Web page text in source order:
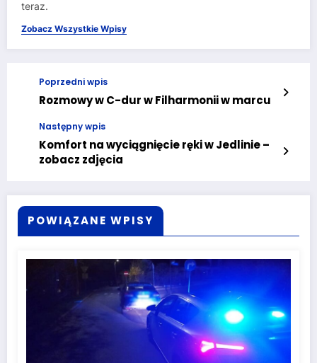
teraz.
Zobacz Wszystkie Wpisy
Poprzedni wpis
Rozmowy w C-dur w Filharmonii w marcu
Następny wpis
Komfort na wyciągnięcie ręki w Jedlinie –
zobacz zdjęcia
POWIĄZANE WPISY